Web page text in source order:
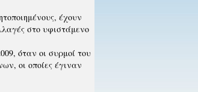
έχουν
στο υφιστάμενο
όταν οι συρμοί του
οι οποίες έγιναν